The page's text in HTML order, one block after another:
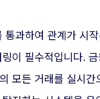
통과하여 관계가 시
이 필수적입니다.
모든 거래를 실시간